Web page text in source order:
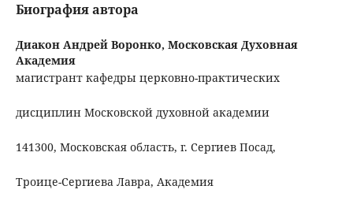
Биография автора
Диакон Андрей Воронко, Московская Духовная
Академия
магистрант кафедры церковно-практических
дисциплин Московской духовной академии
141300, Московская область, г. Сергиев Посад,
Троице-Сергиева Лавра, Академия